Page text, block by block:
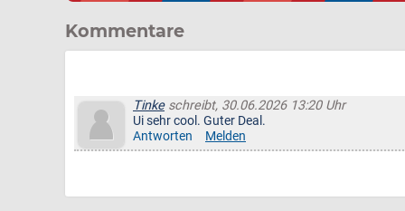
Kommentare
Tinkeschreibt, 30.06.2026 13:20 Uhr
Ui sehr cool. Guter Deal.
Antworten
Melden